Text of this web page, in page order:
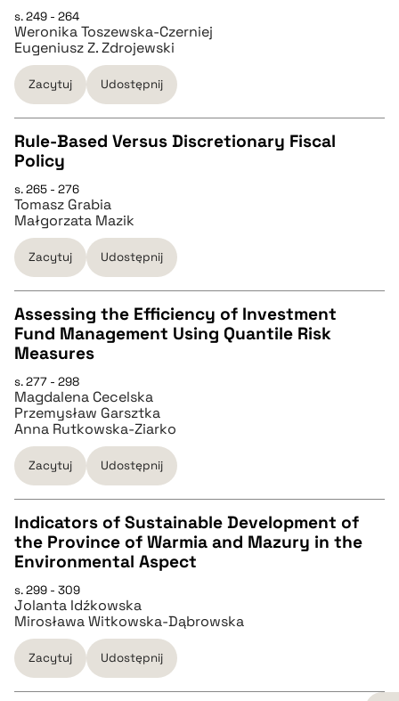
pobierz cytat
BIBTEX
pobierz cytat
s. 249 - 264
Weronika Toszewska-Czerniej
Eugeniusz Z. Zdrojewski
Zacytuj Udostępnij
CZYSTY TEKST
pobierz cytat
BIBTEX
pobierz cytat
Rule-Based Versus Discretionary Fiscal
Policy
s. 265 - 276
Tomasz Grabia
Małgorzata Mazik
Zacytuj Udostępnij
CZYSTY TEKST
pobierz cytat
BIBTEX
pobierz cytat
Assessing the Efficiency of Investment
Fund Management Using Quantile Risk
Measures
s. 277 - 298
Magdalena Cecelska
Przemysław Garsztka
Anna Rutkowska-Ziarko
Zacytuj Udostępnij
CZYSTY TEKST
pobierz cytat
BIBTEX
Indicators of Sustainable Development of
the Province of Warmia and Mazury in the
Environmental Aspect
s. 299 - 309
Jolanta Idźkowska
Mirosława Witkowska-Dąbrowska
Zacytuj Udostępnij